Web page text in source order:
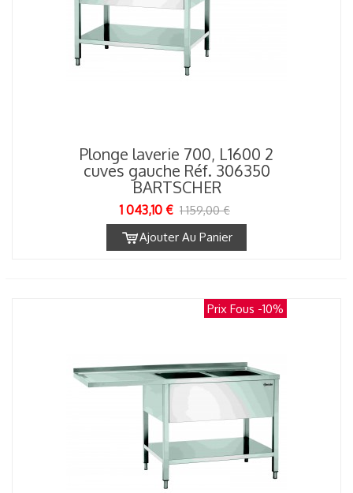
Plonge laverie 700, L1600 2
cuves gauche Réf. 306350
BARTSCHER
1 043,10 € 1 159,00 €
Ajouter Au Panier
Prix Fous -10%